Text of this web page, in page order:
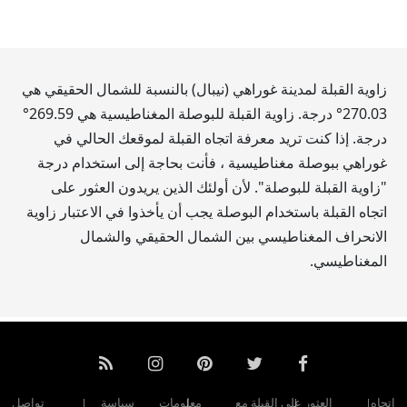
زاوية القبلة لمدينة غوراهي (نيبال) بالنسبة للشمال الحقيقي هي
270.03° درجة. زاوية القبلة للبوصلة المغناطيسية هي269.59
°
درجة. إذا كنت تريد معرفة اتجاه القبلة لموقعك الحالي في
غوراهي ببوصلة مغناطيسية ، فأنت بحاجة إلى استخدام درجة
"زاوية القبلة للبوصلة". لأن أولئك الذين يريدون العثور على
اتجاه القبلة باستخدام البوصلة يجب أن يأخذوا في الاعتبار زاوية
الانحراف المغناطيسي بين الشمال الحقيقي والشمال
المغناطيسي.
اتجاه العثور على القبلة مع معلومات سياسة تواصل